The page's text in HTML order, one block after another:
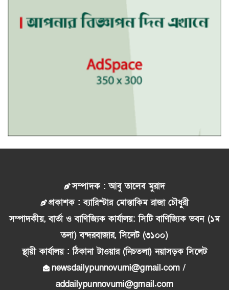
সম্পাদক : আবু তালেব মুরাদ
প্রকাশক : ব্যারিস্টার মোস্তাকিম রাজা চৌধুরী
সম্পাদকীয়, বার্তা ও বাণিজ্যিক কার্যালয়: সিটি বাণিজ্যিক ভবন (১ম
তলা) বন্দরবাজার, সিলেট (৩১০০)
স্থায়ী কার্যালয় : ঠিকানা টাওয়ার (নিচতলা) নয়াসড়ক সিলেট
newsdailypunnovumi@gmail.com /
addailypunnovumi@gmail.com